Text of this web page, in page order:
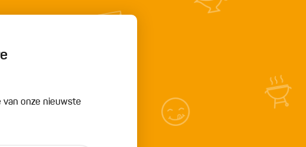
onze nieuwste